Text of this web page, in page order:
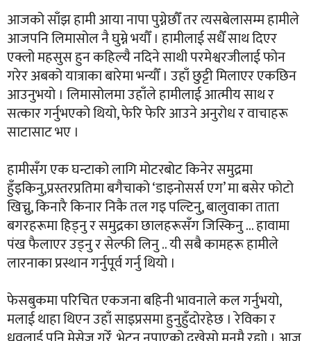
आजको साँझ हामी आया नापा पुग्नेछौँ तर त्यसबेलासम्म हामीले
आजपनि लिमासोल नै घुम्ने भयौँ । हामीलाई सधैँ साथ दिएर
एक्लो महसुस हुन कहिल्यै नदिने साथी परमेश्वरजीलाई फोन
गरेर अबको यात्राका बारेमा भन्यौँ । उहाँ छुट्टी मिलाएर एकछिन
आउनुभयो । लिमासोलमा उहाँले हामीलाई आत्मीय साथ र
सत्कार गर्नुभएको थियो, फेरि फेरि आउने अनुरोध र वाचाहरू
साटासाट भए ।
हामीसँग एक घन्टाको लागि मोटरबोट किनेर समुद्रमा
हुँइकिनु,प्रस्तरप्रतिमा बगैचाको ‘डाइनोसर्स एग’ मा बसेर फोटो
खिच्नु, किनारै किनार निकै तल गइ पल्टिनु, बालुवाका ताता
बगरहरूमा हिड्नु र समुद्रका छालहरूसँग जिस्किनु … हावामा
पंख फैलाएर उड्नु र सेल्फी लिनु .. यी सबै कामहरू हामीले
लारनाका प्रस्थान गर्नुपूर्व गर्नु थियो ।
फेसबुकमा परिचित एकजना बहिनी भावनाले कल गर्नुभयो,
मलाई थाहा थिएन उहाँ साइप्रसमा हुनुहुँदोरहेछ । रेविका र